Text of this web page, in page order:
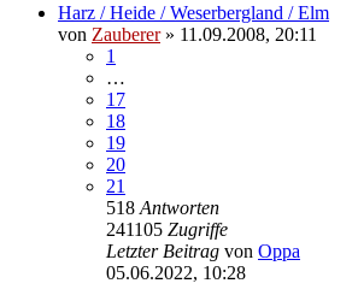
Harz / Heide / Weserbergland / Elm
von Zauberer» 11.09.2008, 20:11
1
…
17
18
19
20
21
518 Antworten
241105 Zugriffe
Letzter Beitrag von Oppa
05.06.2022, 10:28